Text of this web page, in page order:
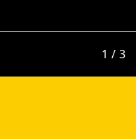
1 / 3